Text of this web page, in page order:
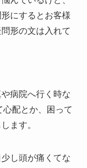
にするとお客様
形の文は入れて
病院へ行く時な
心配とか、困って
ます。
し頭が痛くてな